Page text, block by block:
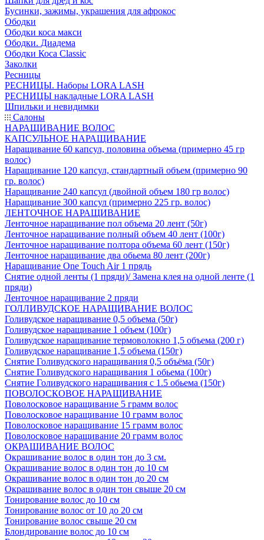
Бусинки, зажимы, украшения для афрокос
Ободки
Ободки коса макси
Ободки. Диадема
Ободки Коса Classic
Заколки
Ресницы
РЕСНИЦЫ. Наборы LORA LASH
РЕСНИЦЫ накладные LORA LASH
Шпильки и невидимки
Салоны
НАРАЩИВАНИЕ ВОЛОС
КАПСУЛЬНОЕ НАРАЩИВАНИЕ
Наращивание 60 капсул, половина объема (примерно 45 гр
волос)
Наращивание 120 капсул, стандартный объем (примерно 90
гр. волос)
Наращивание 240 капсул (двойной объем 180 гр волос)
Наращивание 300 капсул (примерно 225 гр. волос)
ЛЕНТОЧНОЕ НАРАЩИВАНИЕ
Ленточное наращивание пол объема 20 лент (50г)
Ленточное наращивание полный объем 40 лент (100г)
Ленточное наращивание полтора объема 60 лент (150г)
Ленточное наращивание два обьема 80 лент (200г)
Наращивание One Touch Air 1 прядь
Снятие одной ленты (1 пряди)/ Замена клея на одной ленте (1
пряди)
Ленточное наращивание 2 пряди
ГОЛЛИВУДСКОЕ НАРАЩИВАНИЕ ВОЛОС
Голивудское наращивание 0,5 объема (50г)
Голивудское наращивание 1 объем (100г)
Голивудское наращивание термоволокно 1,5 объема (200 г)
Голивудское наращивание 1,5 объема (150г)
Снятие Голивудского наращивания 0,5 объёма (50г)
Снятие Голивудского наращивания 1 обьема (100г)
Снятие Голивудского наращивания с 1.5 обьема (150г)
ПОВОЛОСКОВОЕ НАРАЩИВАНИЕ
Поволосковое наращивание 5 грамм волос
Поволосковое наращивание 10 грамм волос
Поволосковое наращивание 15 грамм волос
Поволосковое наращивание 20 грамм волос
ОКРАШИВАНИЕ ВОЛОС
Окрашивание волос в один тон до 3 см.
Окрашивание волос в один тон до 10 см
Окрашивание волос в один тон до 20 см
Окрашивание волос в один тон свыше 20 см
Тонирование волос до 10 см
Тонирование волос от 10 до 20 см
Тонирование волос свыше 20 см
Блондирование волос до 10 см